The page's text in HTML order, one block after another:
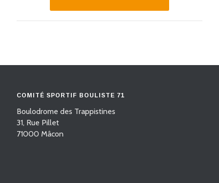
COMITÉ SPORTIF BOULISTE 71
Boulodrome des Trappistines
31, Rue Pillet
71000 Mâcon